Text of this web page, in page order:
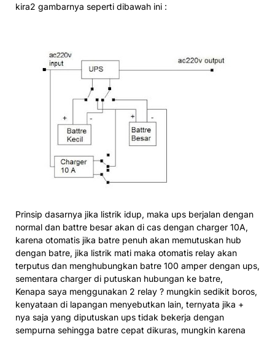
kira2 gambarnya seperti dibawah ini :
Prinsip dasarnya jika listrik idup, maka ups berjalan dengan
normal dan battre besar akan di cas dengan charger 10A,
karena otomatis jika batre penuh akan memutuskan hub
dengan batre, jika listrik mati maka otomatis relay akan
terputus dan menghubungkan batre 100 amper dengan ups,
sementara charger di putuskan hubungan ke batre,
Kenapa saya menggunakan 2 relay ? mungkin sedikit boros,
kenyataan di lapangan menyebutkan lain, ternyata jika +
nya saja yang diputuskan ups tidak bekerja dengan
sempurna sehingga batre cepat dikuras, mungkin karena